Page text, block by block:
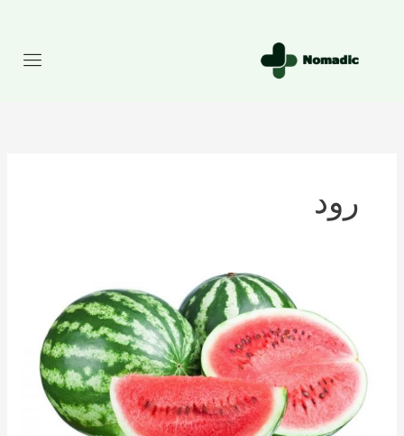
رود
هندوانه